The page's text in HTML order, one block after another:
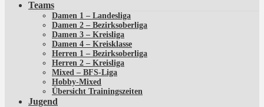
Teams
Damen 1 – Landesliga
Damen 2 – Bezirksoberliga
Damen 3 – Kreisliga
Damen 4 – Kreisklasse
Herren 1 – Bezirksoberliga
Herren 2 – Kreisliga
Mixed – BFS-Liga
Hobby-Mixed
Übersicht Trainingszeiten
Jugend